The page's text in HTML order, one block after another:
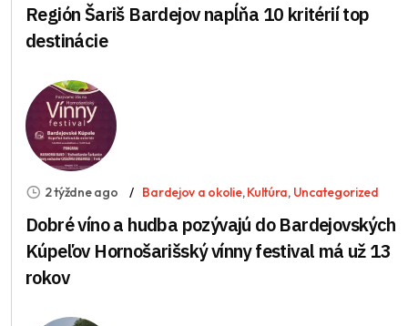
Región Šariš Bardejov napĺňa 10 kritérií top
destinácie
2 týždne ago Bardejov a okolie,Kultúra, Uncategorized
Dobré víno a hudba pozývajú do Bardejovských
Kúpeľov Hornošarišský vínny festival má už 13
rokov